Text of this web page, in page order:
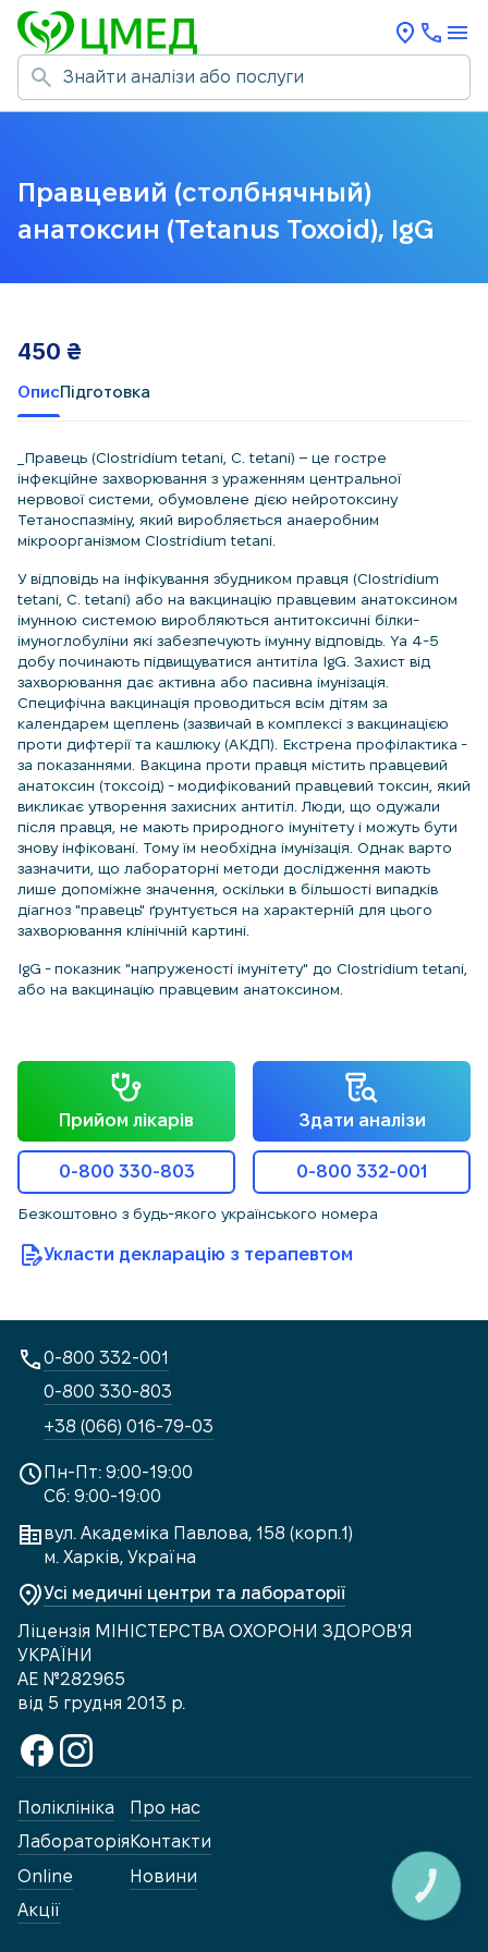
Правцевий (столбнячный)
анатоксин (Tetanus Toxoid), IgG
ОписПідготовка
_Правець (Clostridium tetani, C. tetani) – це гостре
інфекційне захворювання з ураженням центральної
нервової системи, обумовлене дією нейротоксину
Тетаноспазміну, який виробляється анаеробним
мікроорганізмом Clostridium tetani.
У відповідь на інфікування збудником правця (Clostridium
tetani, C. tetani) або на вакцинацію правцевим анатоксином
імунною системою виробляються антитоксичні білки-
імуноглобуліни які забезпечують імунну відповідь. Yа 4-5
добу починають підвищуватися антитіла IgG. Захист від
захворювання дає активна або пасивна імунізація.
Специфічна вакцинація проводиться всім дітям за
календарем щеплень (зазвичай в комплексі з вакцинацією
проти дифтерії та кашлюку (АКДП). Екстрена профілактика -
за показаннями. Вакцина проти правця містить правцевий
анатоксин (токсоід) - модифікований правцевий токсин, який
викликає утворення захисних антитіл. Люди, що одужали
після правця, не мають природного імунітету і можуть бути
знову інфіковані. Тому їм необхідна імунізація. Однак варто
зазначити, що лабораторні методи дослідження мають
лише допоміжне значення, оскільки в більшості випадків
діагноз "правець" ґрунтується на характерній для цього
захворювання клінічній картині.
IgG - показник "напруженості імунітету" до Clostridium tetani,
або на вакцинацію правцевим анатоксином.
450 ₴
Прийом лікарів Здати аналізи
0-800 330-803 0-800 332-001
Безкоштовно з будь-якого українського номера
Укласти декларацію з терапевтом
Пн-Пт: 9:00-19:00
Сб: 9:00-19:00
вул. Академіка Павлова, 158 (корп.1)
м. Харків, Україна
Усі медичні центри та лабораторії
Ліцензія МІНІСТЕРСТВА ОХОРОНИ ЗДОРОВ'Я
УКРАЇНИ
АЕ №282965
від 5 грудня 2013 р.
0-800 332-001
0-800 330-803
+38 (066) 016-79-03
Поліклініка
Лабораторія
Online
Акції
Про нас
Контакти
Новини
КНОПКА
ЗВ'ЯЗКУ